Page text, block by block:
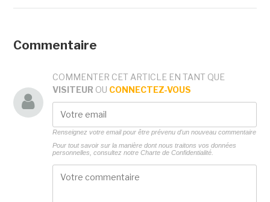
Commentaire
COMMENTER CET ARTICLE EN TANT QUE
VISITEUR OU CONNECTEZ-VOUS
Renseignez votre email pour être prévenu d'un nouveau commentaire
Pour tout savoir sur la manière dont nous traitons vos données
personnelles, consultez notre Charte de Confidentialité.